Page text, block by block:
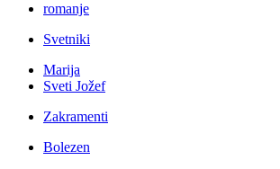
romanje
Svetniki
Marija
Sveti Jožef
Zakramenti
Bolezen